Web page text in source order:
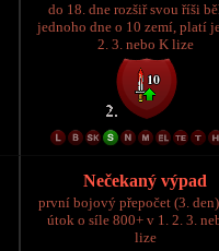
do 18. dne rozšiř svou říši
jednoho dne o 10 zemí, platí
2. 3. nebo K lize
Nečekaný výpad
první bojový přepočet (3.
útok o síle 800+ v 1. 2. 3.
lize